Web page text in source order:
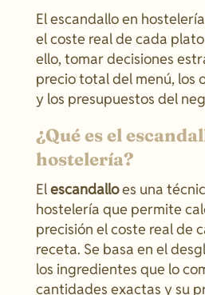
El escandallo en
el coste real de cada
ello, tomar decisiones
precio total del menú, los
y los presupuestos del
¿Qué es el
hostelería?
Elescandalloes una
hostelería que permite
precisión el coste real de
receta. Se basa en el
los ingredientes que lo
cantidades exactas y su